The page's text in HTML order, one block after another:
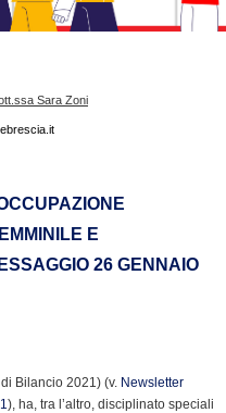
Sara Zoni
E
26 GENNAIO
Bilancio 2021) (v. Newsletter
), ha, tra l’altro, disciplinato speciali